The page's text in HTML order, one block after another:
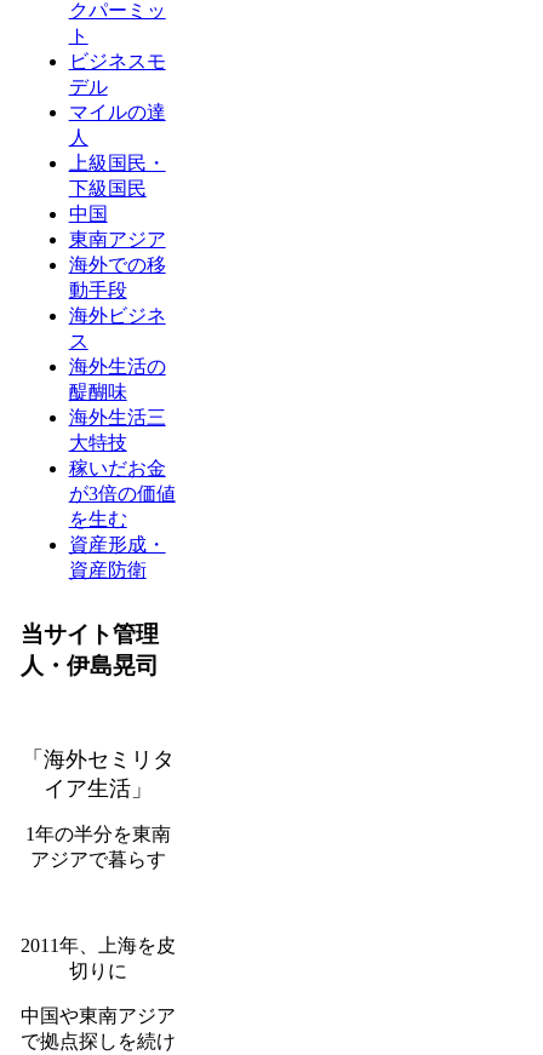
クパーミッ
ト
ビジネスモ
デル
マイルの達
人
上級国民・
下級国民
中国
東南アジア
海外での移
動手段
海外ビジネ
ス
海外生活の
醍醐味
海外生活三
大特技
稼いだお金
が3倍の価値
を生む
資産形成・
資産防衛
当サイト管理
人・伊島晃司
「海外セミリタ
イア生活」
1年の半分を東南
アジアで暮らす
2011年、上海を皮
切りに
中国や東南アジア
で拠点探しを続け